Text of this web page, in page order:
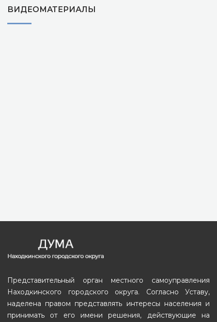
ВИДЕОМАТЕРИАЛЫ
Представительный орган местного самоуправления
Находкинского городского округа. Согласно Уставу,
наделена правом представлять интересы населения и
принимать от его имени решения, действующие на